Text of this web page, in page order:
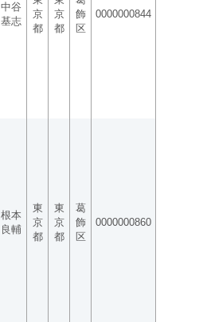
中谷
基志
京
都
京
都
飾
区
0000000844
根本
良輔
東
京
都
東
京
都
葛
飾
区
0000000860